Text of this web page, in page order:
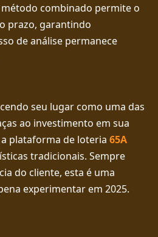
combinado permite o
prazo, garantindo
de análise permanece
seu lugar como uma das
ao investimento em sua
plataforma de loteria 65A
tradicionais. Sempre
do cliente, esta é uma
experimentar em 2025.